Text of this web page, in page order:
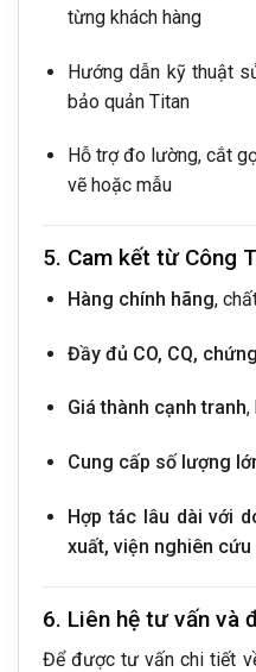
từng khách hàng
Hướng dẫn kỹ thuật
bảo quản Titan
Hỗ trợ đo lường, cắt
vẽ hoặc mẫu
5. Cam kết từ Công
Hàng chính hãng,
Đầy đủ CO, CQ,
Giá thành cạnh tranh,
Cung cấp số lượng
Hợp tác lâu dài với
xuất, viện nghiên cứu
6. Liên hệ tư vấn và
Để được tư vấn chi tiết